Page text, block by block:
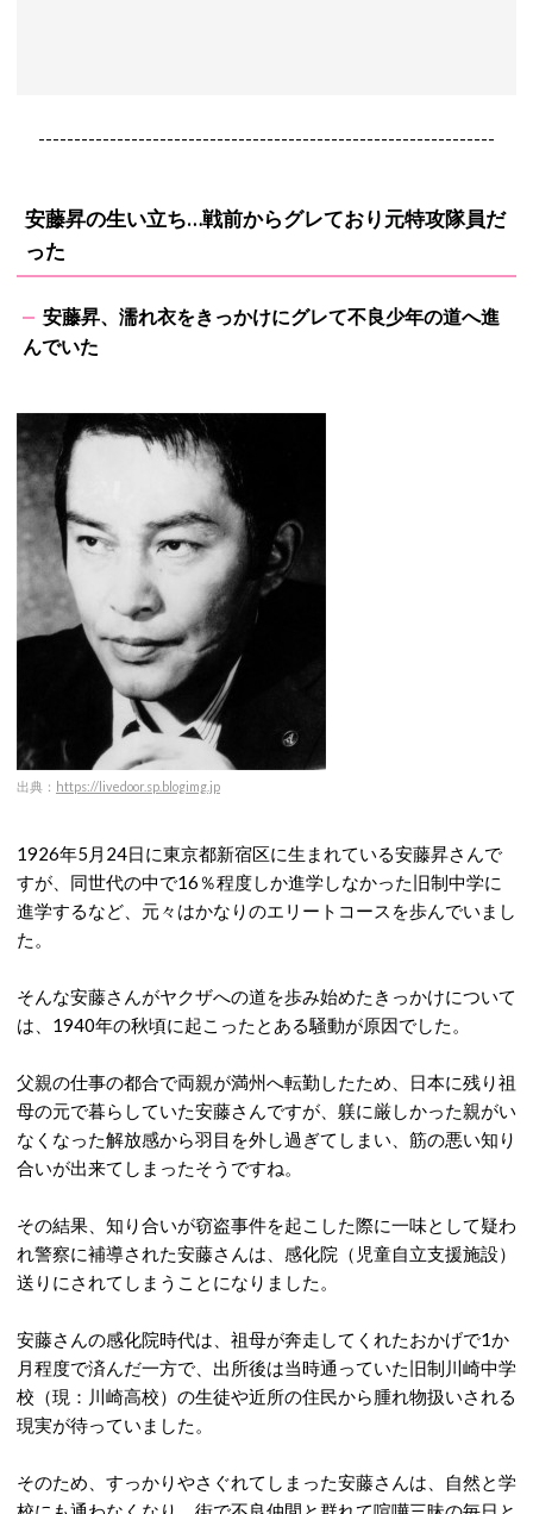
----------------------------------------------------------------
安藤昇の生い立ち…戦前からグレており元特攻隊員だ
った
安藤昇、濡れ衣をきっかけにグレて不良少年の道へ進
んでいた
出典： https://livedoor.sp.blogimg.jp
1926年5月24日に東京都新宿区に生まれている安藤昇さんで
すが、同世代の中で16％程度しか進学しなかった旧制中学に
進学するなど、元々はかなりのエリートコースを歩んでいまし
た。
そんな安藤さんがヤクザへの道を歩み始めたきっかけについて
は、1940年の秋頃に起こったとある騒動が原因でした。
父親の仕事の都合で両親が満州へ転勤したため、日本に残り祖
母の元で暮らしていた安藤さんですが、躾に厳しかった親がい
なくなった解放感から羽目を外し過ぎてしまい、筋の悪い知り
合いが出来てしまったそうですね。
その結果、知り合いが窃盗事件を起こした際に一味として疑わ
れ警察に補導された安藤さんは、感化院（児童自立支援施設）
送りにされてしまうことになりました。
安藤さんの感化院時代は、祖母が奔走してくれたおかげで1か
月程度で済んだ一方で、出所後は当時通っていた旧制川崎中学
校（現：川崎高校）の生徒や近所の住民から腫れ物扱いされる
現実が待っていました。
そのため、すっかりやさぐれてしまった安藤さんは、自然と学